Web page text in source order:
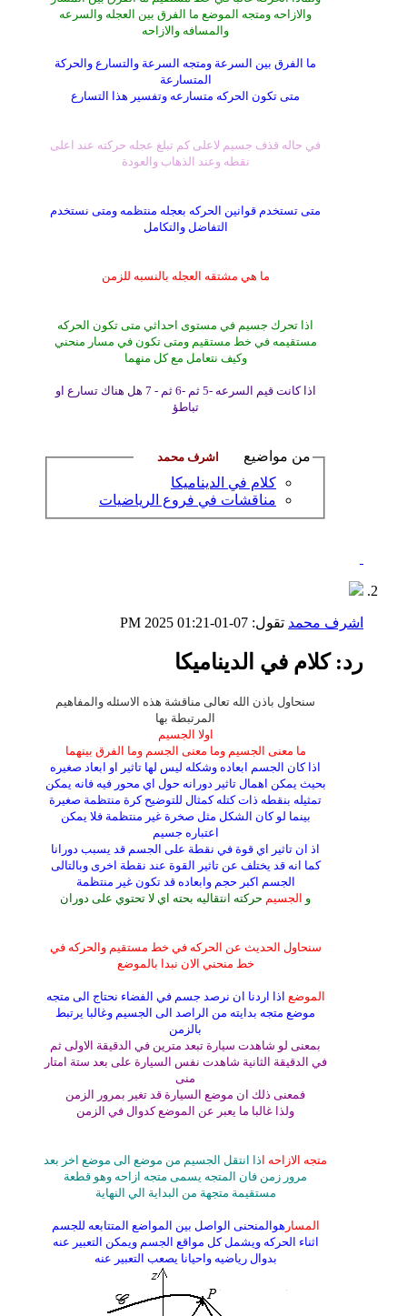
والازاحه ومتجه الموضع ما الفرق بين العجله والسرعه
والمسافه والازاحه
ما الفرق بين السرعة ومتجه السرعة والتسارع والحركة
المتسارعة
متى تكون الحركه متسارعه وتفسير هذا التسارع
في حاله قذف جسيم لاعلى كم تبلغ عجله حركته عند اعلى
نقطه وعند الذهاب والعودة
متى تستخدم قوانين الحركه بعجله منتظمه ومتى نستخدم
التفاضل والتكامل
ما هي مشتقه العجله بالنسبه للزمن
اذا تحرك جسيم في مستوى احداثي متى تكون الحركه
مستقيمه في خط مستقيم ومتى تكون في مسار منحني
وكيف نتعامل مع كل منهما
اذا كانت قيم السرعه -5 ثم -6 ثم - 7 هل هناك تسارع او
تباطؤ
من مواضيع
كلام في الديناميكا
مناقشات في فروع الرياضيات
اشرف محمد تقول: 07-01-2025
01:21 PM
رد: كلام في الديناميكا
سنحاول باذن الله تعالى مناقشة هذه الاسئله والمفاهيم
المرتبطة بها
اولا الجسيم
ما معنى الجسيم وما معنى الجسم وما الفرق بينهما
اذا كان الجسم ابعاده وشكله ليس لها تاثير او ابعاد صغيره
بحيث يمكن اهمال تاثير دورانه حول اي محور فيه فانه يمكن
تمثيله بنقطه ذات كتله كمثال للتوضيح كرة منتظمة صغيرة
بينما لو كان الشكل مثل صخرة غير منتظمة فلا يمكن
اعتباره جسيم
اذ ان تاثير اي قوة في نقطة على الجسم قد يسبب دورانا
كما انه قد يختلف عن تاثير القوة عند نقطة اخرى وبالتالى
الجسم اكبر حجم وابعاده قد تكون غير منتظمة
و الجسيم حركته انتقاليه بحته اي لا تحتوي على دوران
سنحاول الحديث عن الحركه في خط مستقيم والحركه في
خط منحني الان نبدا بالموضع
الموضع اذا اردنا ان نرصد جسم في الفضاء نحتاج الى متجه
موضع متجه بدايته من الراصد الى الجسيم وغالبا يرتبط
بالزمن
بمعنى لو شاهدت سيارة تبعد مترين في الدقيقة الاولى ثم
في الدقيقة الثانية شاهدت نفس السيارة على بعد ستة امتار
منى
فمعنى ذلك ان موضع السيارة قد تغير بمرور الزمن
ولذا غالبا ما يعبر عن الموضع كدوال في الزمن
متجه الازاحه اذا انتقل الجسيم من موضع الى موضع اخر بعد
مرور زمن فان المتجه يسمى متجه ازاحه وهو قطعة
مستقيمة متجهة من البداية الي النهاية
المسار هوالمنحنى الواصل بين المواضع المتتابعه للجسم
اثناء الحركه ويشمل كل مواقع الجسم ويمكن التعبير عنه
بدوال رياضيه واحيانا يصعب التعبير عنه